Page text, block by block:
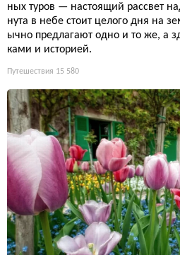
ных туров — настоящий рассвет
нута в небе стоит целого дня на
ычно предлагают одно и то же, а
ками и историей.
Путешествия 15 580